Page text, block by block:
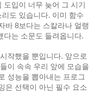
도입이 너무 늦어 그 시기
도 있습니다. 이미 함수
바 8보다는 스칼라나 얼랭
다는 소문도 들려옵니다.
작했을 뿐입니다. 앞으로
이 속속 우리 앞에 모습을
성능을 뽑아내는 프로그
은 선택이 아닌 필수 요소